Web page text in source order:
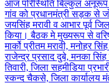
आज परिस्थिति बिल्कुल अनूरूप
गांव को प्रधानमंत्री सड़क से
जयसिंह मरावी व आभार पूर्व
किया। बैठक मे मुख्यरूप से
मार्को प्रीतम मरावी, मनोहर
राजेन्द्र प्रसाद दुबे, मनका सिंह
तिवारी, जिला सहमीडिया
स्कन्द चैकसे, जिला कार्यालय